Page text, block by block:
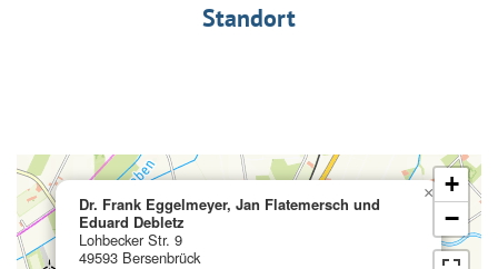
Standort
Dr. Frank Eggelmeyer, Jan Flatemersch und
Eduard Debletz
Lohbecker Str. 9
49593 Bersenbrück
×
+
−